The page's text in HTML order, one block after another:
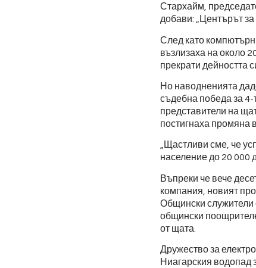
Стархайм,
добави: „Центърът
След като
възлизаха на около
прекрати дейността
Но наводненията
съдебна победа за
представители на
постигнаха промяна
„Щастливи сме, че
население до 20 000
Въпреки че вече
компания, новият
Общински служители
общински
от щата.
Дружество за
Ниагарския водопад